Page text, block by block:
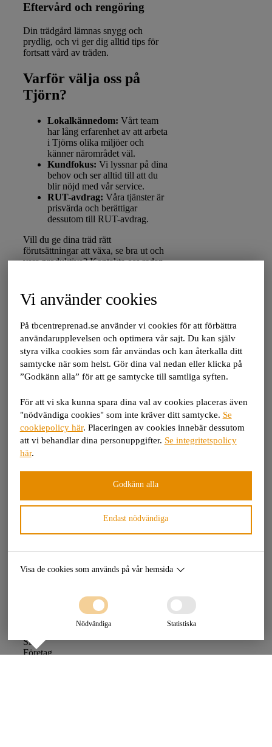
Eftervård och rengöring
Din trädgård lämnas snygg och
prydlig, och vi ger dig alltid tips för
fortsatt vård av träden.
Varför välja oss på
Tjörn?
Lokalkännedom: Vårt team
har lång erfarenhet av att arbeta
i Tjörns olika miljöer och
känner närområdet väl.
Kundfokus: Vi lyssnar på dina
behov och ser alltid till att du
blir nöjd med vår service.
RUT-avdrag: Våra tjänster är
prisvärda och berättigar
dessutom till RUT-avdrag.
Vill du ge dina träd rätt
förutsättningar att växa, se bra ut och
vara produktiva? Kontakta oss redan
Ta reda på mer!
Tveka inte att höra av dig till oss om
du vill veta mer om vad vi kan göra
för just din trädgård och dina träd. Du
är varmt välkommen att kontakta oss
via e-post, telefon eller genom att
formuläret nedan (om du är
privatperson skriver du bara ”privat” i
fältet Företag). Vi hörs!
E-post:info@tbcentreprenad.se
Sist
Företag
Vi använder cookies
På tbcentreprenad.se använder vi cookies för att förbättra
användarupplevelsen och optimera vår sajt. Du kan själv
styra vilka cookies som får användas och kan återkalla ditt
samtycke när som helst. Gör dina val nedan eller klicka på
”Godkänn alla” för att ge samtycke till samtliga syften.
För att vi ska kunna spara dina val av cookies placeras även
"nödvändiga cookies" som inte kräver ditt samtycke. Se
cookiepolicy här. Placeringen av cookies innebär dessutom
att vi behandlar dina personuppgifter. Se integritetspolicy
här.
Godkänn alla
Endast nödvändiga
Visa de cookies som används på vår hemsida
Nödvändiga Statistiska